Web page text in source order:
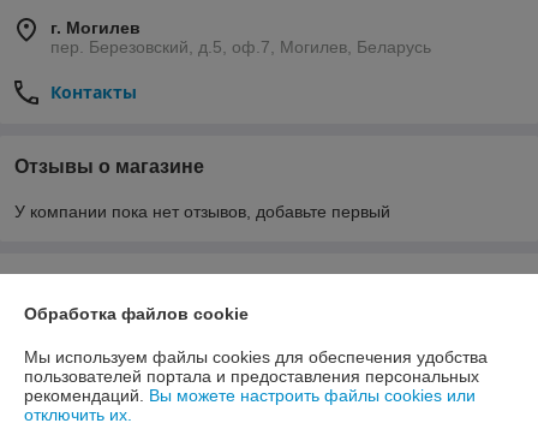
г. Могилев
пер. Березовский, д.5, оф.7, Могилев, Беларусь
Контакты
Отзывы о магазине
У компании пока нет отзывов, добавьте первый
Доставка и оплата
Обработка файлов cookie
Мы используем файлы cookies для обеспечения удобства
пользователей портала и предоставления персональных
рекомендаций. Вы можете настроить файлы cookies или
отключить их.